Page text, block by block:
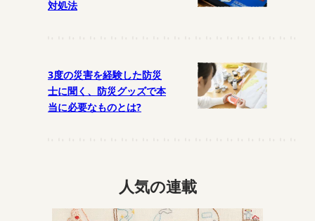
対処法
3度の災害を経験した防災
士に聞く、防災グッズで本
当に必要なものとは?
人気の連載